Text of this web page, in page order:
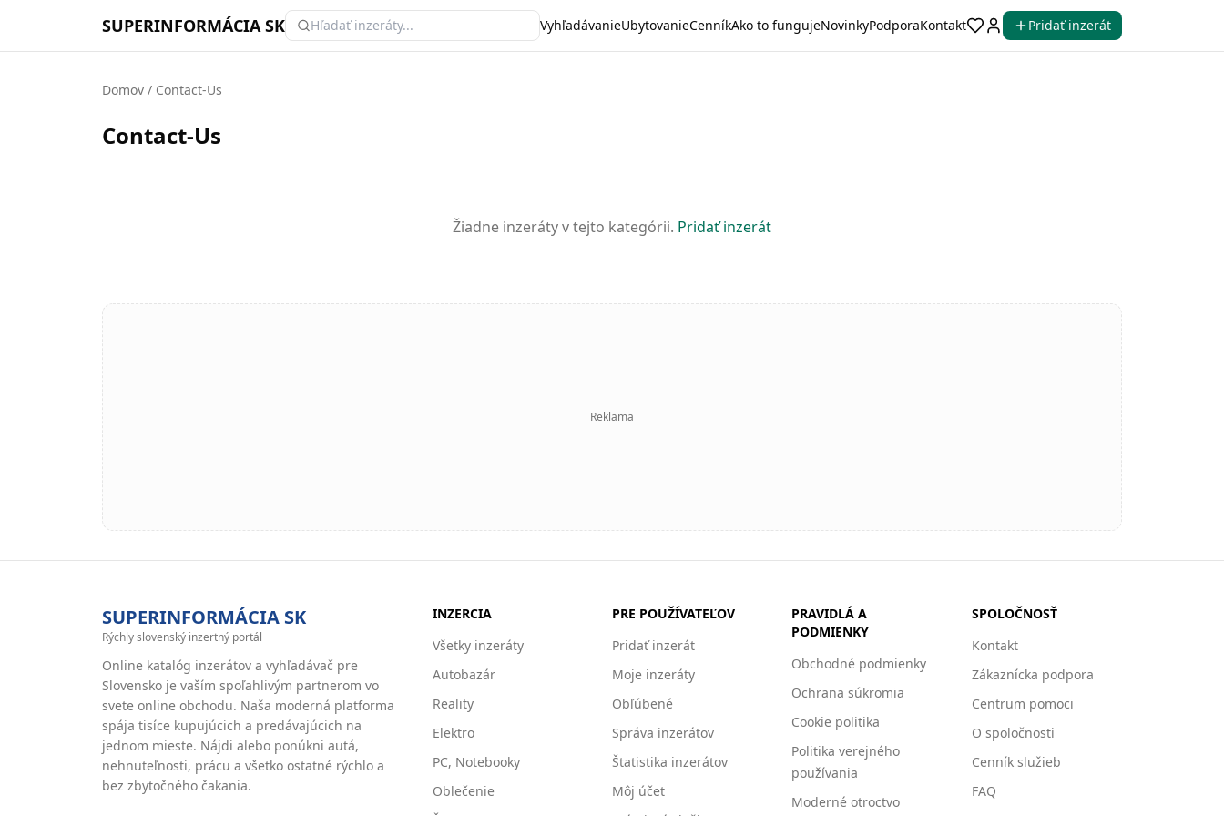
SUPERINFORMÁCIA SK VyhľadávanieUbytovanieCenníkAko to fungujeNovinkyPodporaKontakt Pridať inzerát
Domov / Contact-Us
Contact-Us
Žiadne inzeráty v tejto kategórii. Pridať inzerát
Reklama
SUPERINFORMÁCIA SK
Rýchly slovenský inzertný portál
Online katalóg inzerátov a vyhľadávač pre
Slovensko je vaším spoľahlivým partnerom vo
svete online obchodu. Naša moderná platforma
spája tisíce kupujúcich a predávajúcich na
jednom mieste. Nájdi alebo ponúkni autá,
nehnuteľnosti, prácu a všetko ostatné rýchlo a
bez zbytočného čakania.
INZERCIA
Všetky inzeráty
Autobazár
Reality
Elektro
PC, Notebooky
Oblečenie
PRE POUŽÍVATEĽOV
Pridať inzerát
Moje inzeráty
Obľúbené
Správa inzerátov
Štatistika inzerátov
Môj účet
PRAVIDLÁ A
PODMIENKY
Obchodné podmienky
Ochrana súkromia
Cookie politika
Politika verejného
používania
Moderné otroctvo
SPOLOČNOSŤ
Kontakt
Zákaznícka podpora
Centrum pomoci
O spoločnosti
Cenník služieb
FAQ